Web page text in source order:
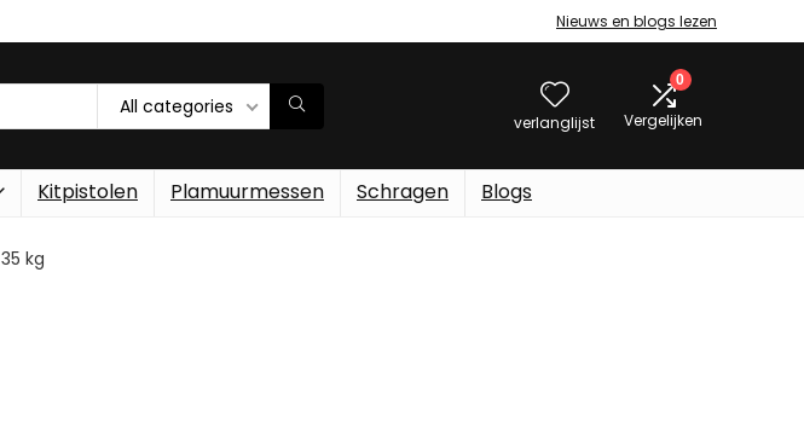
Nieuws en blogs lezen
All categories
verlanglijst
0
Vergelijken
Kitpistolen Plamuurmessen Schragen Blogs
‎35 kg